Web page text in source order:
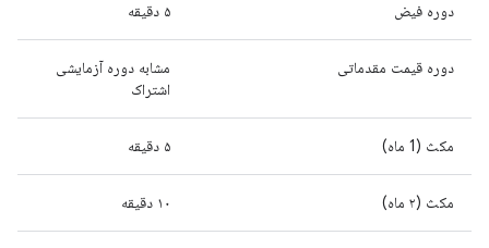
دوره فیض ۵ دقیقه
دوره قیمت مقدماتی
مشابه دوره آزمایشی
اشتراک
مکث (1 ماه) ۵ دقیقه
مکث (۲ ماه) ۱۰ دقیقه